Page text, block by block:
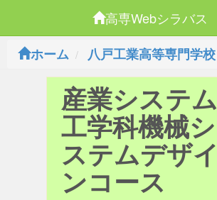
高専Webシラバス
ホーム
八戸工業高等専門学校
産業システム
工学科機械シ
ステムデザイ
ンコース